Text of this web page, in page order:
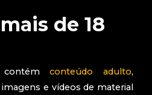
de 18
contémconteúdo adulto,
e vídeos de material